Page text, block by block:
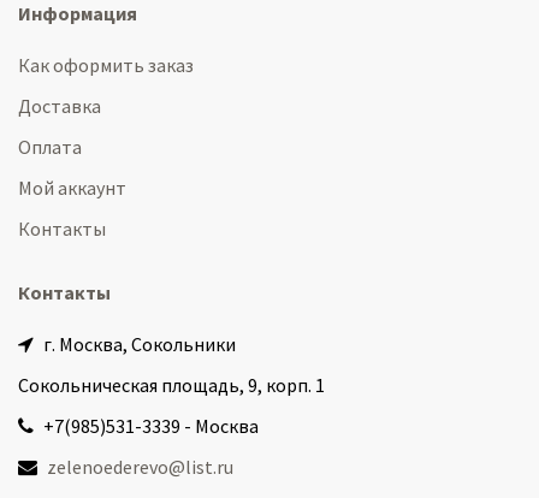
Информация
Как оформить заказ
Доставка
Оплата
Мой аккаунт
Контакты
Контакты
г. Москва, Сокольники
Сокольническая площадь, 9, корп. 1
+7(985)531-3339 - Москва
zelenoederevo@list.ru